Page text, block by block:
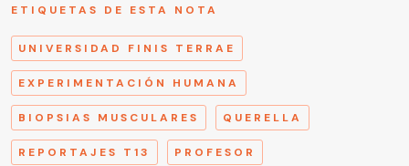
ETIQUETAS DE ESTA NOTA
UNIVERSIDAD FINIS TERRAE
EXPERIMENTACIÓN HUMANA
BIOPSIAS MUSCULARES QUERELLA
REPORTAJES T13 PROFESOR